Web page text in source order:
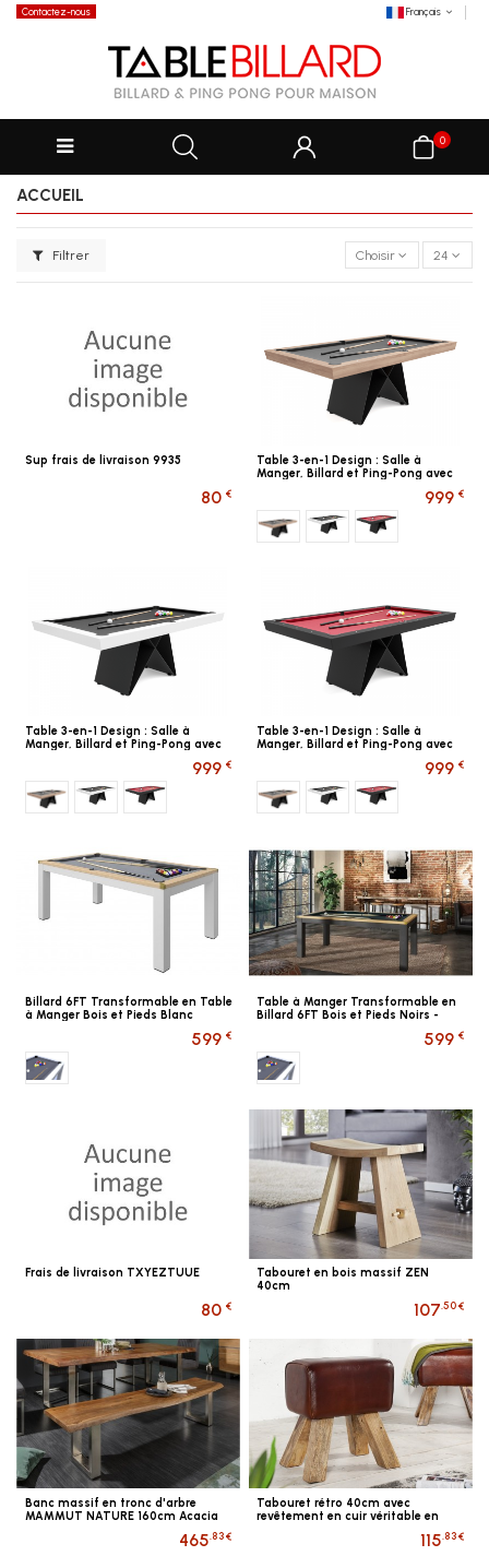
Contactez-nous Français
0
ACCUEIL
Filtrer Choisir 24
Sup frais de livraison 9935
80 €
Table 3-en-1 Design : Salle à
Manger, Billard et Ping-Pong avec
999 €
Bois tapis grisBlanc tapis grisNoir tapis rouge
Table 3-en-1 Design : Salle à
Manger, Billard et Ping-Pong avec
999 €
Bois tapis grisBlanc tapis grisNoir tapis rouge
Table 3-en-1 Design : Salle à
Manger, Billard et Ping-Pong avec
999 €
Bois tapis grisBlanc tapis grisNoir tapis rouge
Billard 6FT Transformable en Table
à Manger Bois et Pieds Blanc
599 €
Gris
Table à Manger Transformable en
Billard 6FT Bois et Pieds Noirs -
599 €
Gris
Frais de livraison TXYEZTUUE
80 €
Tabouret en bois massif ZEN
40cm
107.50 €
Banc massif en tronc d'arbre
MAMMUT NATURE 160cm Acacia
465.83 €
Tabouret rétro 40cm avec
revêtement en cuir véritable en
115.83 €